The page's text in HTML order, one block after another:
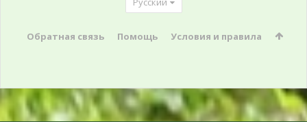
Обратная связь Помощь Условия и правила